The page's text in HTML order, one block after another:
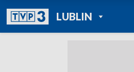
LUBLINPOWRÓT DO
TVP REGIONY